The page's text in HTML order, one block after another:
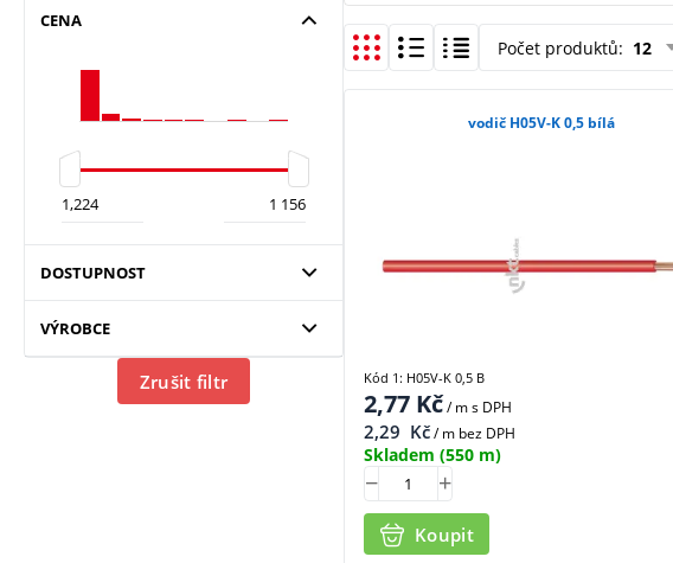
CENA
DOSTUPNOST
VÝROBCE
Zrušit filtr
Počet produktů: 12
vodič H05V-K 0,5 bílá
2,77 Kč/ ms DPH
2,29 Kč/ m bez DPH
Skladem (550 m)
Koupit
Kód 1: H05V-K 0,5 B